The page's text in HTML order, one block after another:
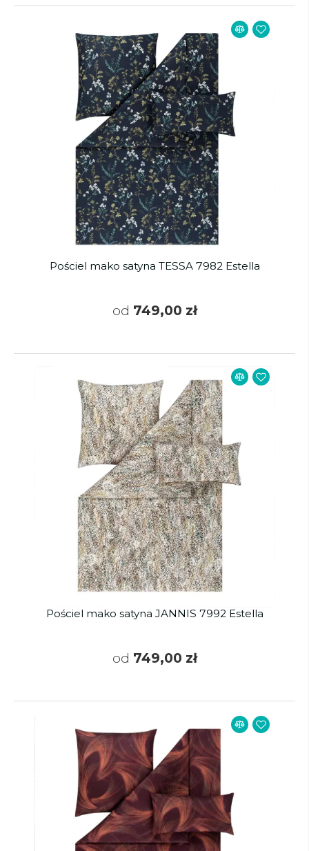
Pościel mako satyna TESSA 7982 Estella
od 749,00 zł
Pościel mako satyna JANNIS 7992 Estella
od 749,00 zł